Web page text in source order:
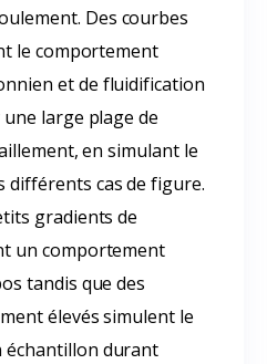
Des courbes
le comportement
et de fluidification
large plage de
en simulant le
différents cas de figure.
gradients de
un comportement
tandis que des
élevés simulent le
durant